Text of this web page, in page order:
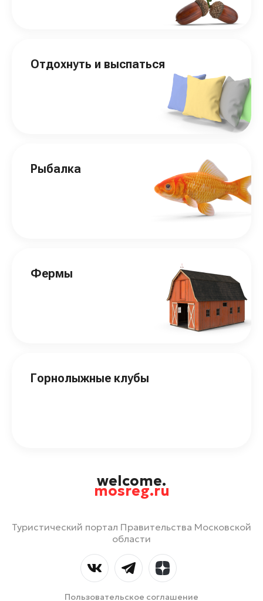
Отдохнуть и выспаться
Рыбалка
Фермы
Горнолыжные клубы
welcome.
mosreg.ru
Туристический портал Правительства Московской
области
Пользовательское соглашение